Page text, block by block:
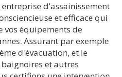
d'assainissement
et efficace qui
vos équipements de
Assurant par exemple
d'évacuation, et le
et autres